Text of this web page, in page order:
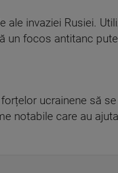
invaziei Rusiei.
un focos antitanc
ucrainene să
notabile care au